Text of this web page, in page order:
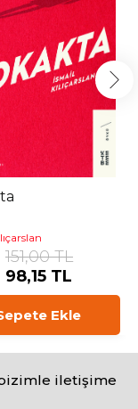
151,00 TL
98,15 TL
Ekle
iletişime